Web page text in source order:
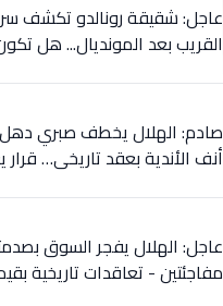
عاجل: شقيقة رونالدو تكشف سر
القريب بعد المونديال... هل
صادم: الهلال يخطف صبري
أنف الأندية بعقد تاريخي… قرار
عاجل: الهلال يفجر السوق
مفاجئتين - تعاقدات تاريخية